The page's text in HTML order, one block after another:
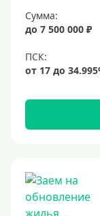
Сумма:
до 7 500 000 ₽